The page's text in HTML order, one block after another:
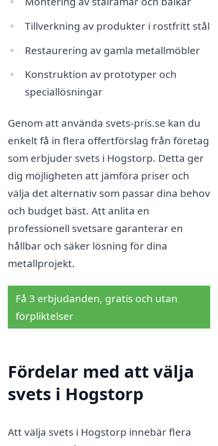
Tillverkning av produkter i rostfritt stål
Restaurering av gamla metallmöbler
Konstruktion av prototyper och
speciallösningar
Genom att använda svets-pris.se kan du
enkelt få in flera offertförslag från företag
som erbjuder svets i Hogstorp. Detta ger
dig möjligheten att jämföra priser och
välja det alternativ som passar dina behov
och budget bäst. Att anlita en
professionell svetsare garanterar en
hållbar och säker lösning för dina
metallprojekt.
Få 3 erbjudanden, gratis och utan
förpliktelser
Fördelar med att välja
svets i Hogstorp
Att välja svets i Hogstorp innebär flera